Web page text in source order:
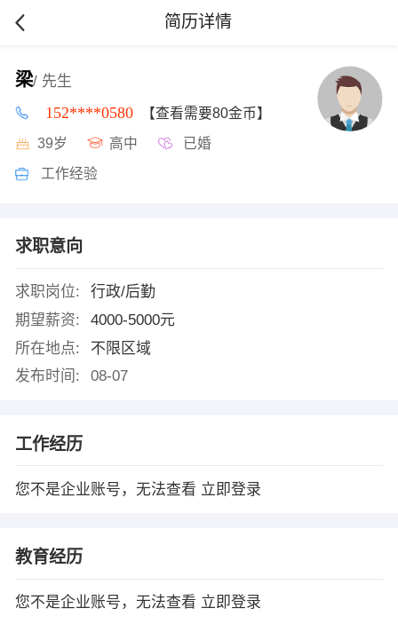
简历详情
梁/ 先生
152****0580 【查看需要80金币】
39岁 高中 已婚
工作经验
求职意向
求职岗位:
行政/后勤
期望薪资:
4000-5000元
所在地点:
不限区域
发布时间:
08-07
工作经历
您不是企业账号，无法查看 立即登录
教育经历
您不是企业账号，无法查看 立即登录